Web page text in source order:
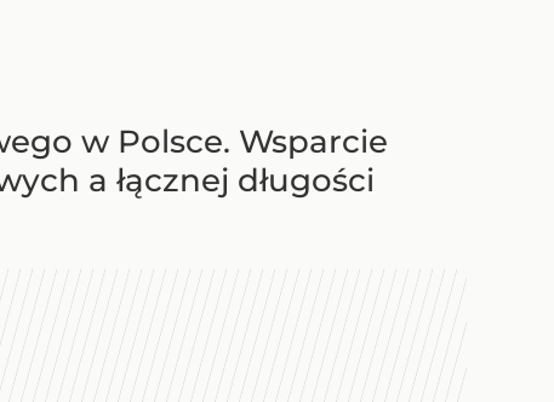
w Polsce. Wsparcie
a łącznej długości